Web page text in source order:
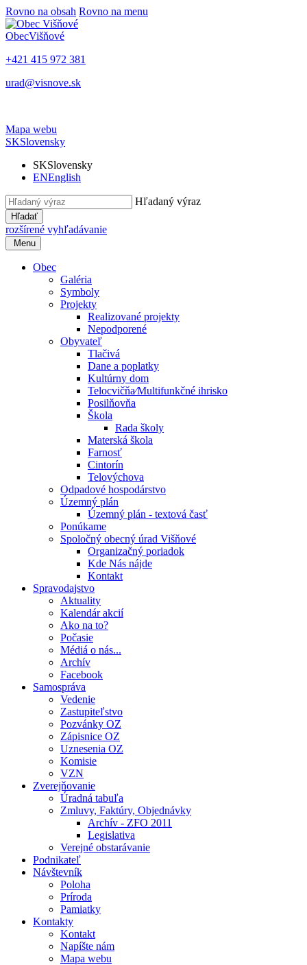
Rovno na obsah Rovno na menu
ObecVišňové
+421 415 972 381
urad@visnove.sk
Mapa webu
SKSlovensky
SKSlovensky
ENEnglish
Hľadaný výraz
Hľadať
rozšírené vyhľadávanie
Menu
Obec
Galéria
Symboly
Projekty
Realizované projekty
Nepodporené
Obyvateľ
Tlačivá
Dane a poplatky
Kultúrny dom
Telocvičňa⁄Multifunkčné ihrisko
Posilňovňa
Škola
Rada školy
Materská škola
Farnosť
Cintorín
Telovýchova
Odpadové hospodárstvo
Územný plán
Územný plán - textová časť
Ponúkame
Spoločný obecný úrad Višňové
Organizačný poriadok
Kde Nás nájde
Kontakt
Spravodajstvo
Aktuality
Kalendár akcií
Ako na to?
Počasie
Médiá o nás...
Archív
Facebook
Samospráva
Vedenie
Zastupiteľstvo
Pozvánky OZ
Zápisnice OZ
Uznesenia OZ
Komisie
VZN
Zverejňovanie
Úradná tabuľa
Zmluvy, Faktúry, Objednávky
Archív - ZFO 2011
Legislativa
Verejné obstarávanie
Podnikateľ
Návštevník
Poloha
Príroda
Pamiatky
Kontakty
Kontakt
Napíšte nám
Mapa webu